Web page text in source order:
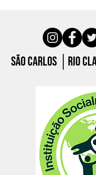
São carlos │Rio